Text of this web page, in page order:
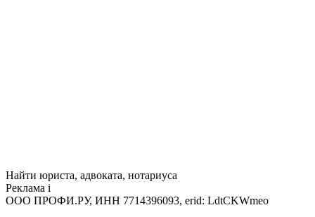
Найти юриста, адвоката, нотариуса
Реклама i
ООО ПРОФИ.РУ, ИНН 7714396093, erid: LdtCKWmeo